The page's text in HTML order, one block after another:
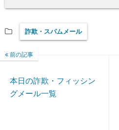
詐欺・スパムメール
前の記事
本日の詐欺・フィッシン
グメール一覧